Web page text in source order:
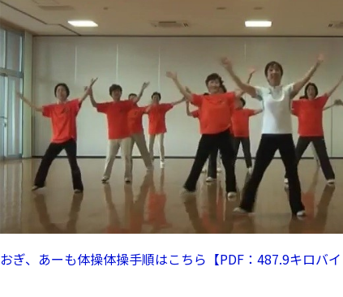
おぎ、あーも体操体操手順はこちら【PDF：487.9キロバ